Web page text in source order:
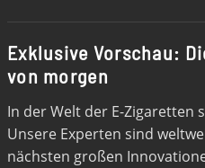
Dampfen mit intensivem
Geschmack.
Exklusive Vorschau:
von morgen
In der Welt der E-Zigaretten
Unsere Experten sind
nächsten großen